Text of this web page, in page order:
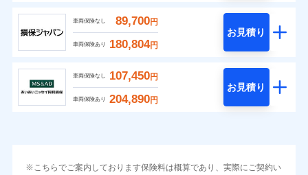
車両保険なし 89,700円
車両保険あり 180,804円
お見積り
車両保険なし 107,450円
車両保険あり 204,890円
お見積り
こちらでご案内しております保険料は概算であり、実際にご契約い